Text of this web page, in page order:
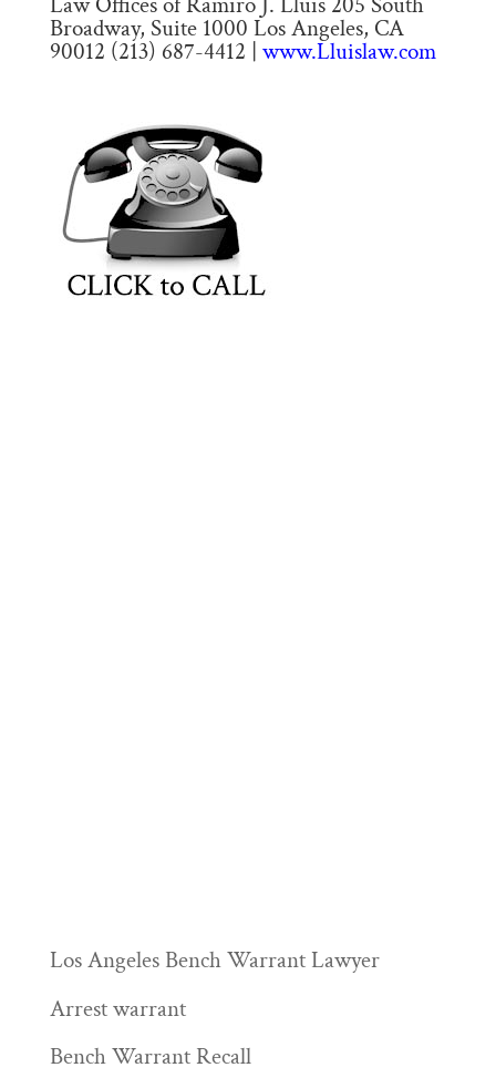
Broadway, Suite 1000 Los Angeles, CA
90012 (213) 687-4412 | www.Lluislaw.com
Los Angeles Bench Warrant Lawyer
Arrest warrant
Bench Warrant Recall